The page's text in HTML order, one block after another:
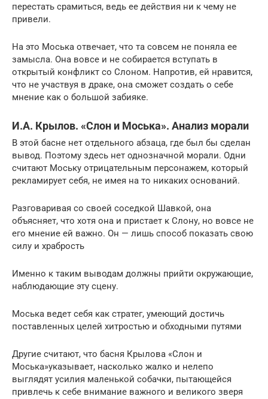
перестать срамиться, ведь ее действия ни к чему не
привели.
На это Моська отвечает, что та совсем не поняла ее
замысла. Она вовсе и не собирается вступать в
открытый конфликт со Слоном. Напротив, ей нравится,
что не участвуя в драке, она сможет создать о себе
мнение как о большой забияке.
И.А. Крылов. «Слон и Моська». Анализ морали
В этой басне нет отдельного абзаца, где был бы сделан
вывод. Поэтому здесь нет однозначной морали. Одни
считают Моську отрицательным персонажем, который
рекламирует себя, не имея на то никаких оснований.
Разговаривая со своей соседкой Шавкой, она
объясняет, что хотя она и пристает к Слону, но вовсе не
его мнение ей важно. Он — лишь способ показать свою
силу и храбрость
Именно к таким выводам должны прийти окружающие,
наблюдающие эту сцену.
Моська ведет себя как стратег, умеющий достичь
поставленных целей хитростью и обходными путями
Другие считают, что басня Крылова «Слон и
Моська»указывает, насколько жалко и нелепо
выглядят усилия маленькой собачки, пытающейся
привлечь к себе внимание важного и великого зверя